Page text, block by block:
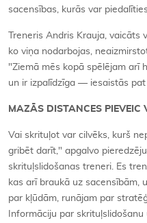
sacensības, kurās var
Treneris Andris Krauja,
ko viņa nodarbojas,
"Ziemā mēs kopā spēlējam arī
un ir izpalīdzīga — iesaistās
MAZĀS DISTANCES PIEVEIC
Vai skrituļot var cilvēks, kurš
gribēt darīt," apgalvo
skrituļslidošanas treneri. Es
kas arī braukā uz sacensībām,
par kļūdām, runājam par
Informāciju par